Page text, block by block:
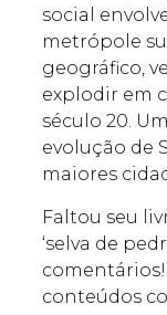
social
metrópole
geográfico,
explodir em
século 20.
evolução de
maiores
Faltou seu
‘selva de
conteúdos